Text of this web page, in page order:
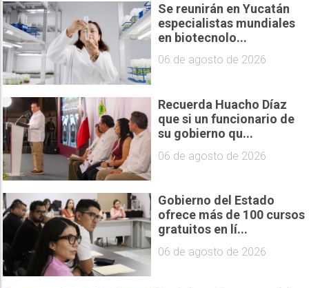
Se reunirán en Yucatán
especialistas mundiales
en biotecnolo...
06 de agosto de 2026
Recuerda Huacho Díaz
que si un funcionario de
su gobierno qu...
06 de agosto de 2026
Gobierno del Estado
ofrece más de 100 cursos
gratuitos en lí...
06 de agosto de 2026